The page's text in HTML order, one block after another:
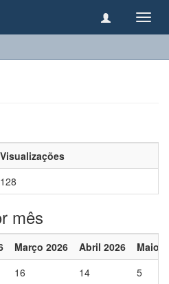
Visualizações
128
mês
Março 2026 Abril 2026
Maio
16 14 5